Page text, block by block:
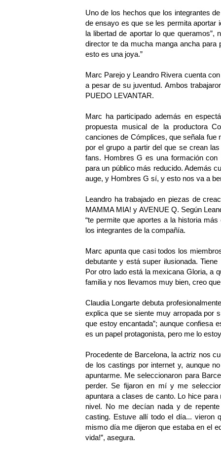
Uno de los hechos que los integrantes
de ensayo es que se les permita aportar
la libertad de aportar lo que queramos”,
director te da mucha manga ancha
esto es una joya.”
Marc Parejo y Leandro Rivera cuenta
a pesar de su juventud. Ambos
PUEDO LEVANTAR.
Marc ha participado además en
propuesta musical de la productora
canciones de Cómplices, que señala
por el grupo a partir del que se crean
fans. Hombres G es una formación
para un público más reducido. Además
auge, y Hombres G sí, y esto nos va a
Leandro ha trabajado en piezas de
MAMMA MIA! y AVENUE Q. Según
“te permite que aportes a la historia
los integrantes de la compañía.
Marc apunta que casi todos los
debutante y está super ilusionada.
Por otro lado está la mexicana Gloria, a
familia y nos llevamos muy bien, creo
Claudia Longarte debuta
explica que se siente muy arropada por
que estoy encantada”; aunque confiesa
es un papel protagonista, pero me lo
Procedente de Barcelona, la actriz nos
de los castings por internet y, aunque
apuntarme. Me seleccionaron para
perder. Se fijaron en mí y me
apuntara a clases de canto. Lo hice
nivel. No me decían nada y de
casting. Estuve allí todo el día... vieron
mismo día me dijeron que estaba en el
vida!”, asegura.